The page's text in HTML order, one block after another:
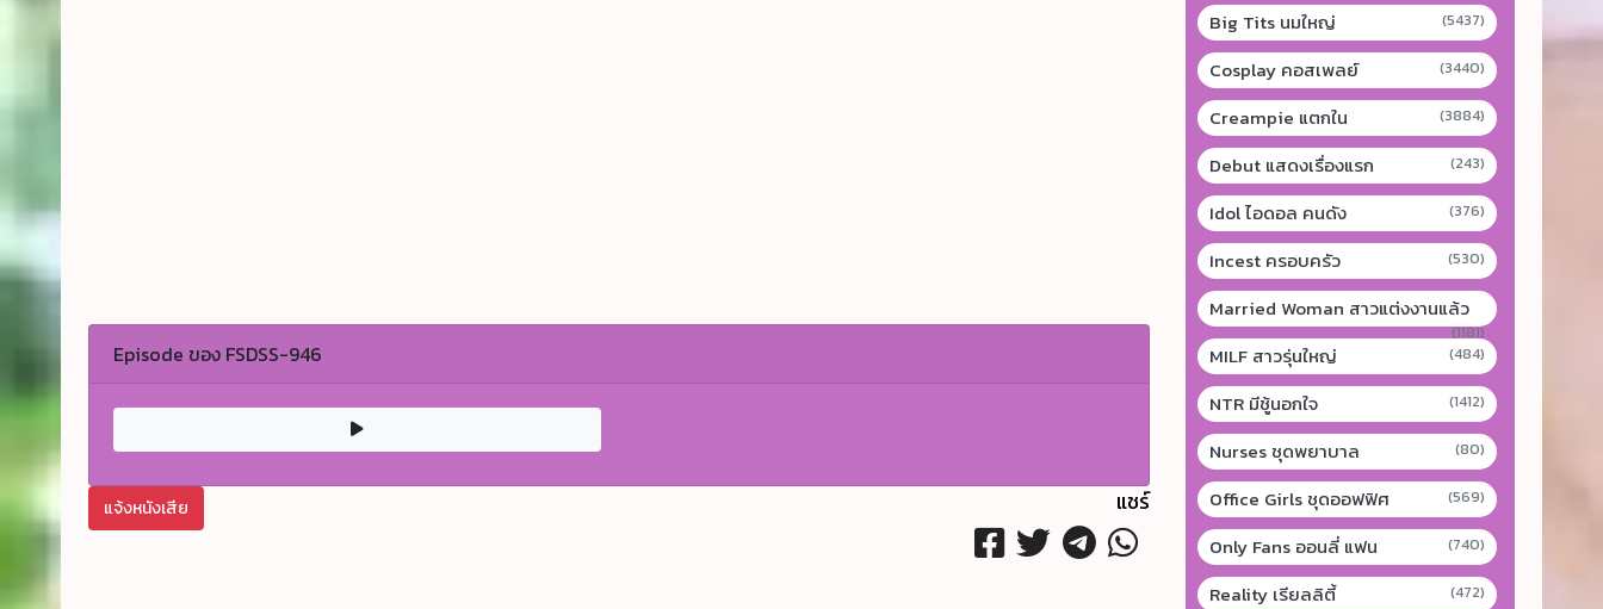
Episode ของ FSDSS-946
แจ้งหนังเสีย แชร์
Big Tits นมใหญ่ (5437)
Cosplay คอสเพลย์ (3440)
Creampie แตกใน (3884)
Debut แสดงเรื่องแรก (243)
Idol ไอดอล คนดัง (376)
Incest ครอบครัว (530)
Married Woman สาวแต่งงานแล้ว
(1181)
MILF สาวรุ่นใหญ่ (484)
NTR มีชู้นอกใจ (1412)
Nurses ชุดพยาบาล (80)
Office Girls ชุดออฟฟิศ (569)
Only Fans ออนลี่ แฟน (740)
Reality เรียลลิตี้ (472)